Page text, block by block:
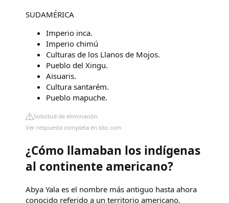
SUDAMÉRICA
Imperio inca.
Imperio chimú
Culturas de los Llanos de Mojos.
Pueblo del Xingu.
Aisuaris.
Cultura santarém.
Pueblo mapuche.
Solicitud de eliminación
Ver respuesta completa en bbc.com
¿Cómo llamaban los indígenas
al continente americano?
Abya Yala es el nombre más antiguo hasta ahora
conocido referido a un territorio americano.